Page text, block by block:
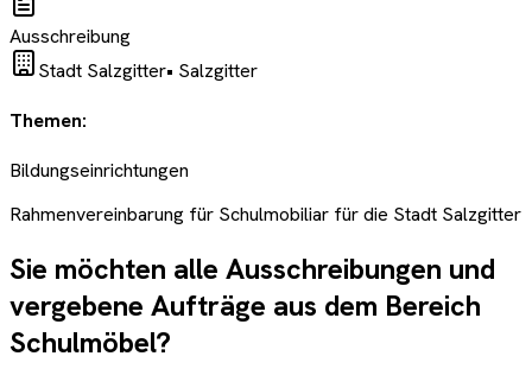
Ausschreibung
Stadt Salzgitter• Salzgitter
Themen:
Bildungseinrichtungen
Rahmenvereinbarung für Schulmobiliar für die Stadt Salzgitter
Sie möchten alle Ausschreibungen und
vergebene Aufträge aus dem Bereich
Schulmöbel?